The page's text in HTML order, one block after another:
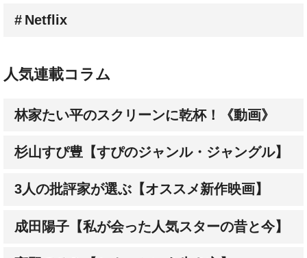
林家たい平のスクリーンに乾杯！《動画》
杉山すぴ豊【すぴのジャンル・ジャングル】
3人の批評家が選ぶ【オススメ新作映画】
成田陽子【私が会った人気スターの昔と今】
髙野てるみ【シネマという生き方】